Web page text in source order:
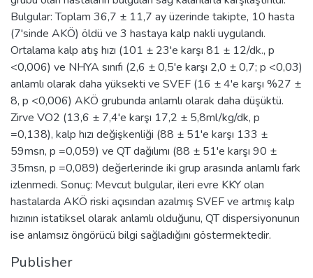
Bulgular: Toplam 36,7 ± 11,7 ay üzerinde takipte, 10 hasta
(7'sinde AKÖ) öldü ve 3 hastaya kalp nakli uygulandı.
Ortalama kalp atış hızı (101 ± 23'e karşı 81 ± 12/dk., p
<0,006) ve NHYA sınıfı (2,6 ± 0,5'e karşı 2,0 ± 0,7; p <0,03)
anlamlı olarak daha yüksekti ve SVEF (16 ± 4'e karşı %27 ±
8, p <0,006) AKÖ grubunda anlamlı olarak daha düşüktü.
Zirve VO2 (13,6 ± 7,4'e karşı 17,2 ± 5,8ml/kg/dk, p
=0,138), kalp hızı değişkenliği (88 ± 51'e karşı 133 ±
59msn, p =0,059) ve QT dağılımı (88 ± 51'e karşı 90 ±
35msn, p =0,089) değerlerinde iki grup arasında anlamlı fark
izlenmedi. Sonuç: Mevcut bulgular, ileri evre KKY olan
hastalarda AKÖ riski açısından azalmış SVEF ve artmış kalp
hızının istatiksel olarak anlamlı olduğunu, QT dispersiyonunun
ise anlamsız öngörücü bilgi sağladığını göstermektedir.
Publisher